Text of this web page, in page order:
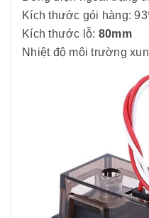
Kích thước gói hàng:
Kích thước lỗ: 80mm
Nhiệt độ môi trường